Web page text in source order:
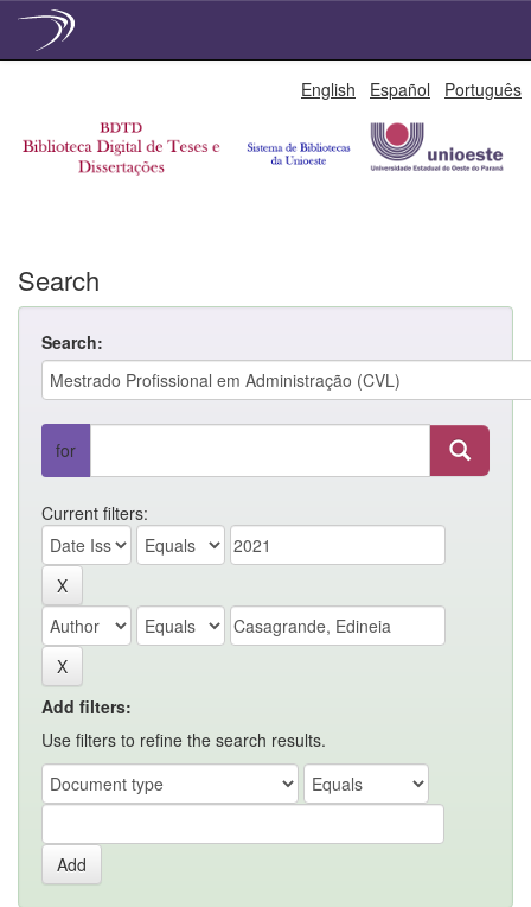
English Español Português
Search
Search:
for
Current filters:
Add filters:
Use filters to refine the search results.